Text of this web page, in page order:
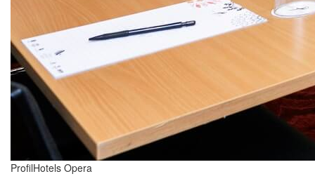
ProfilHotels Opera